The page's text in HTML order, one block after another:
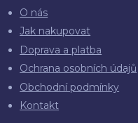
O nás
Jak nakupovat
Doprava a platba
Ochrana osobních údajů
Obchodní podmínky
Kontakt